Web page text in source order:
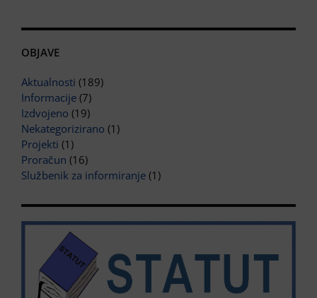
OBJAVE
Aktualnosti (189)
Informacije (7)
Izdvojeno (19)
Nekategorizirano (1)
Projekti (1)
Proračun (16)
Službenik za informiranje (1)